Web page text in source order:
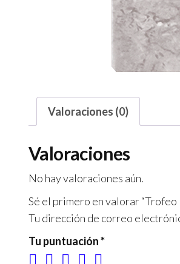
Valoraciones (0)
Valoraciones
No hay valoraciones aún.
Sé el primero en valorar “Trofeo
Tu dirección de correo
Tu puntuación*